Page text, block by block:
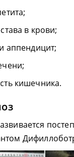
в крови;
аппендицит;
кишечника.